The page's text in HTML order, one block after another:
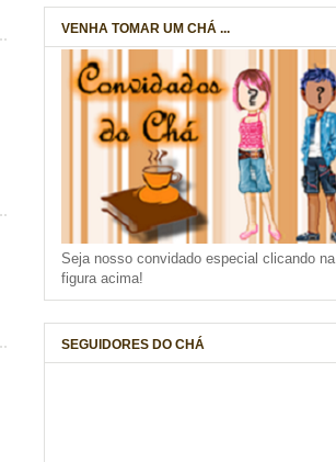
VENHA TOMAR UM CHÁ ...
Seja nosso convidado especial clicando na
figura acima!
SEGUIDORES DO CHÁ